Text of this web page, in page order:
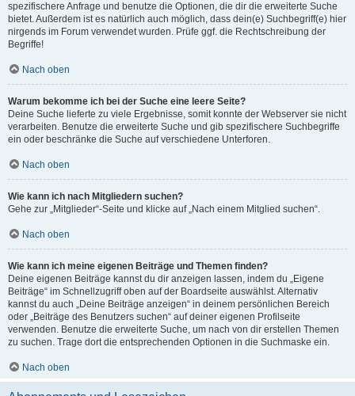
spezifischere Anfrage und benutze die Optionen, die dir die erweiterte Suche
bietet. Außerdem ist es natürlich auch möglich, dass dein(e) Suchbegriff(e) hier
nirgends im Forum verwendet wurden. Prüfe ggf. die Rechtschreibung der
Begriffe!
Nach oben
Warum bekomme ich bei der Suche eine leere Seite?
Deine Suche lieferte zu viele Ergebnisse, somit konnte der Webserver sie nicht
verarbeiten. Benutze die erweiterte Suche und gib spezifischere Suchbegriffe
ein oder beschränke die Suche auf verschiedene Unterforen.
Nach oben
Wie kann ich nach Mitgliedern suchen?
Gehe zur „Mitglieder“-Seite und klicke auf „Nach einem Mitglied suchen“.
Nach oben
Wie kann ich meine eigenen Beiträge und Themen finden?
Deine eigenen Beiträge kannst du dir anzeigen lassen, indem du „Eigene
Beiträge“ im Schnellzugriff oben auf der Boardseite auswählst. Alternativ
kannst du auch „Deine Beiträge anzeigen“ in deinem persönlichen Bereich
oder „Beiträge des Benutzers suchen“ auf deiner eigenen Profilseite
verwenden. Benutze die erweiterte Suche, um nach von dir erstellen Themen
zu suchen. Trage dort die entsprechenden Optionen in die Suchmaske ein.
Nach oben